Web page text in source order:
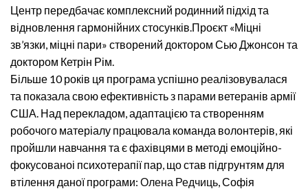
Центр передбачає комплексний родинний підхід та
відновлення гармонійних стосунків.Проєкт «Міцні
зв’язки, міцні пари» створений доктором Сью Джонсон та
доктором Кетрін Рім.
Більше 10 років ця програма успішно реалізовувалася
та показала свою ефективність з парами ветеранів армії
США. Над перекладом, адаптацією та створенням
робочого матеріалу працювала команда волонтерів, які
пройшли навчання та є фахівцями в методі емоційно-
фокусованоі психотерапії пар, що став підгрунтям для
втілення даної програми: Олена Редчиць, Софія